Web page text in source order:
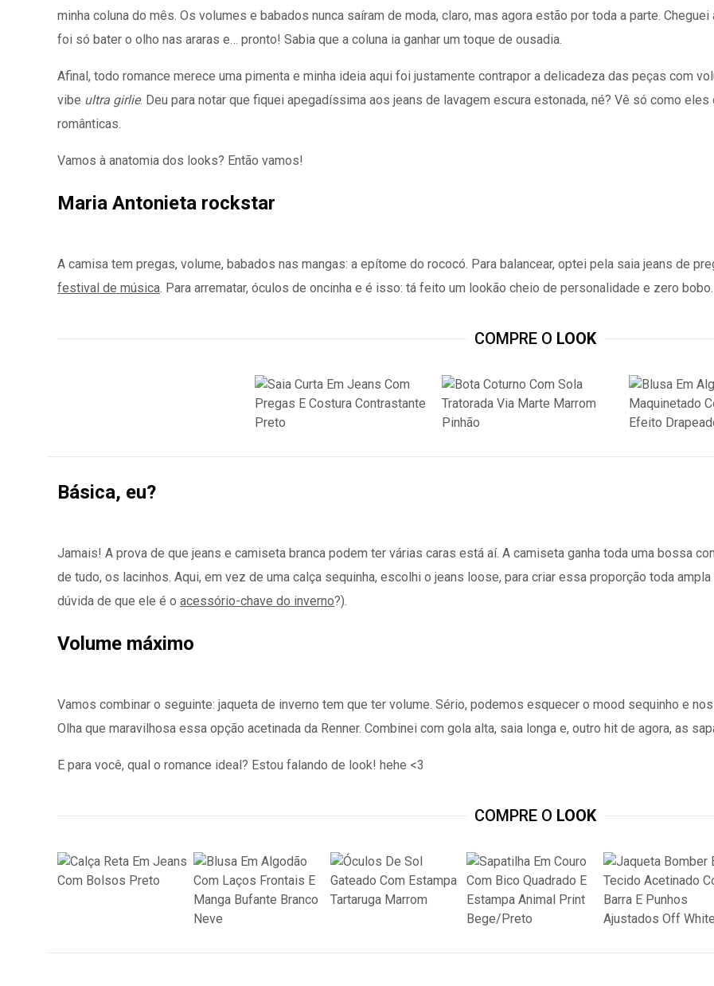
minha coluna do mês. Os volumes e babados nunca saíram de moda, claro, mas agora estão por toda a parte.
foi só bater o olho nas araras e… pronto! Sabia que a coluna ia ganhar um toque de ousadia.
Afinal, todo romance merece uma pimenta e minha ideia aqui foi justamente contrapor a delicadeza das peças com
vibe ultra girlie. Deu para notar que fiquei apegadíssima aos jeans de lavagem escura estonada, né? Vê só como
românticas.
Vamos à anatomia dos looks? Então vamos!
Maria Antonieta rockstar
A camisa tem pregas, volume, babados nas mangas: a epítome do rococó. Para balancear, optei pela saia jeans de
festival de música. Para arrematar, óculos de oncinha e é isso: tá feito um lookão cheio de personalidade e zero bobo.
COMPRE O LOOK
Básica, eu?
Jamais! A prova de que jeans e camiseta branca podem ter várias caras está aí. A camiseta ganha toda uma bossa
de tudo, os lacinhos. Aqui, em vez de uma calça sequinha, escolhi o jeans loose, para criar essa proporção toda
dúvida de que ele é o acessório-chave do inverno?).
Volume máximo
Vamos combinar o seguinte: jaqueta de inverno tem que ter volume. Sério, podemos esquecer o mood sequinho e
Olha que maravilhosa essa opção acetinada da Renner. Combinei com gola alta, saia longa e, outro hit de agora, as
E para você, qual o romance ideal? Estou falando de look! hehe <3
COMPRE O LOOK